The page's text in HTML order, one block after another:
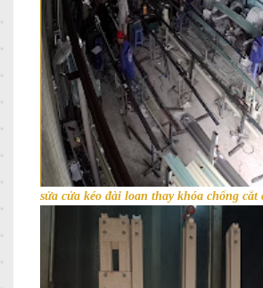
sửa cửa kéo đài loan thay khóa chống cắt